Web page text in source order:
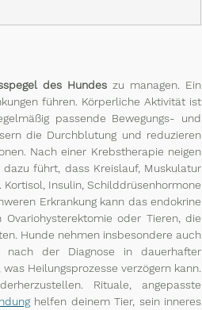
des Hundes zu managen. Ein
führen. Körperliche Aktivität ist
passende Bewegungs- und
die Durchblutung und reduzieren
Nach einer Krebstherapie neigen
führt, dass Kreislauf, Muskulatur
Insulin, Schilddrüsenhormone
Erkrankung kann das endokrine
oder Tieren, die
Hunde nehmen insbesondere auch
der Diagnose in dauerhafter
Heilungsprozesse verzögern kann.
Rituale, angepasste
helfen deinem Tier, sein inneres